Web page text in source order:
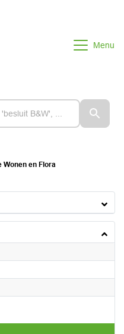
Menu
Wonen en Flora